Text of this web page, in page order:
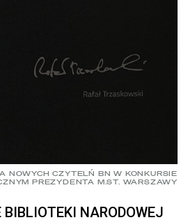
NOWYCH CZYTELŃ BN W KONKURSIE
PREZYDENTA M.ST. WARSZAWY
NARODOWEJ